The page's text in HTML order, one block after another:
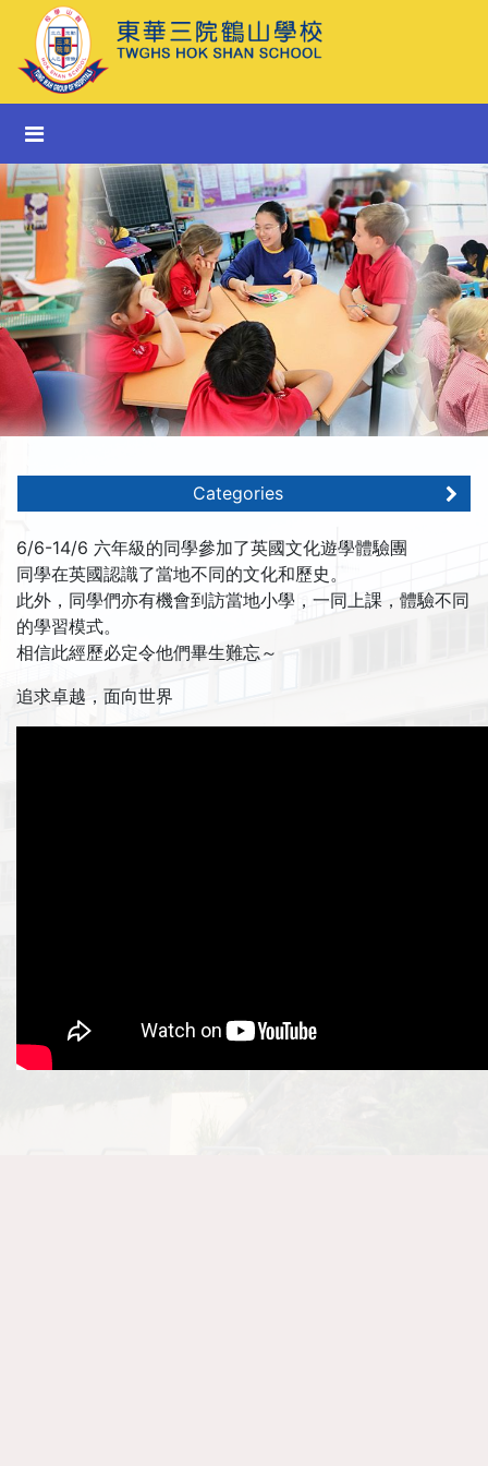
Categories
6/6-14/6 六年級的同學參加了英國文化遊學體驗團
同學在英國認識了當地不同的文化和歷史。
此外，同學們亦有機會到訪當地小學，一同上課，體驗不同
的學習模式。
相信此經歷必定令他們畢生難忘～
追求卓越，面向世界